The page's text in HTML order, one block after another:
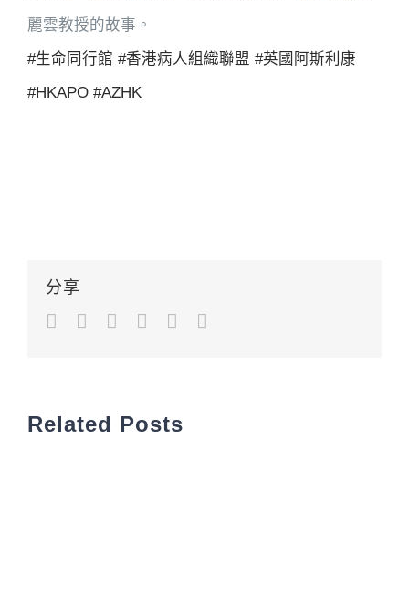
麗雲教授的故事。
#生命同行館 #香港病人組織聯盟 #英國阿斯利康
#HKAPO #AZHK
分享
FacebookTwitterLinkedInGoogle+Pinterest
Related Posts